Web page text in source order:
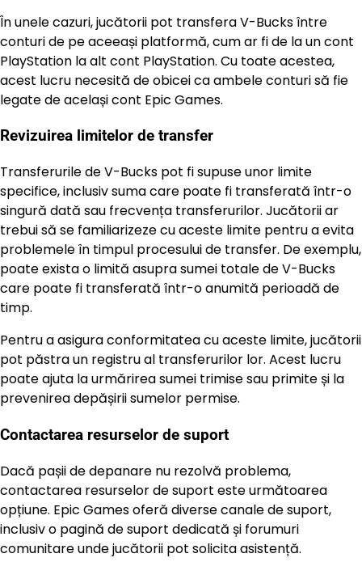
În unele cazuri, jucătorii pot transfera V-Bucks între
conturi de pe aceeași platformă, cum ar fi de la un cont
PlayStation la alt cont PlayStation. Cu toate acestea,
acest lucru necesită de obicei ca ambele conturi să fie
legate de același cont Epic Games.
Revizuirea limitelor de transfer
Transferurile de V-Bucks pot fi supuse unor limite
specifice, inclusiv suma care poate fi transferată într-o
singură dată sau frecvența transferurilor. Jucătorii ar
trebui să se familiarizeze cu aceste limite pentru a evita
problemele în timpul procesului de transfer. De exemplu,
poate exista o limită asupra sumei totale de V-Bucks
care poate fi transferată într-o anumită perioadă de
timp.
Pentru a asigura conformitatea cu aceste limite, jucătorii
pot păstra un registru al transferurilor lor. Acest lucru
poate ajuta la urmărirea sumei trimise sau primite și la
prevenirea depășirii sumelor permise.
Contactarea resurselor de suport
Dacă pașii de depanare nu rezolvă problema,
contactarea resurselor de suport este următoarea
opțiune. Epic Games oferă diverse canale de suport,
inclusiv o pagină de suport dedicată și forumuri
comunitare unde jucătorii pot solicita asistență.